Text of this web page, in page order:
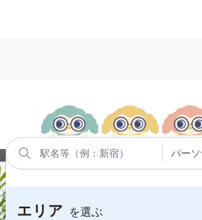
エリア を選ぶ